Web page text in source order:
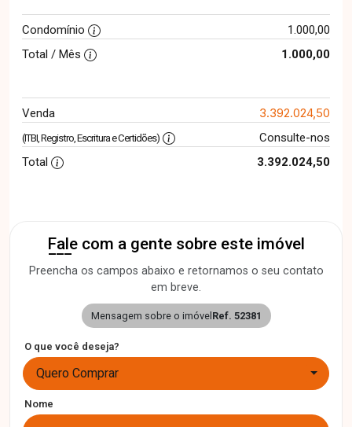
Condomínio
1.000,00
Total / Mês
1.000,00
Venda 3.392.024,50
(ITBI, Registro, Escritura e Certidões)
Consulte-nos
Total
3.392.024,50
Fale com a gente sobre este imóvel
Preencha os campos abaixo e retornamos o seu contato
em breve.
Mensagem sobre o imóvel Ref. 52381
O que você deseja?
Quero Comprar
Nome